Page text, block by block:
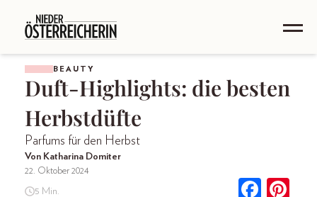
BEAUTY
Duft-Highlights: die besten
Herbstdüfte
Parfums für den Herbst
Von Katharina Domiter
22. Oktober 2024
5 Min.